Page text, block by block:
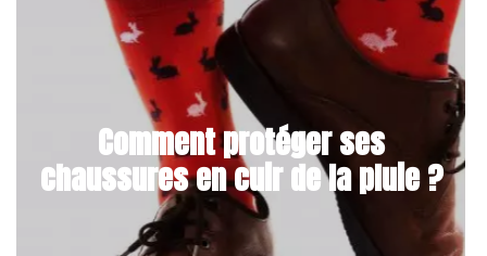
Comment protéger ses
chaussures en cuir de la pluie ?